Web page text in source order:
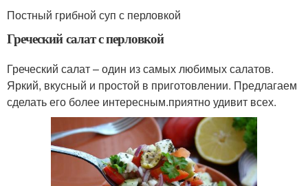
Постный грибной суп с перловкой
Греческий салат с перловкой
Греческий салат – один из самых любимых салатов.
Яркий, вкусный и простой в приготовлении. Предлагаем
сделать его более интересным.приятно удивит всех.